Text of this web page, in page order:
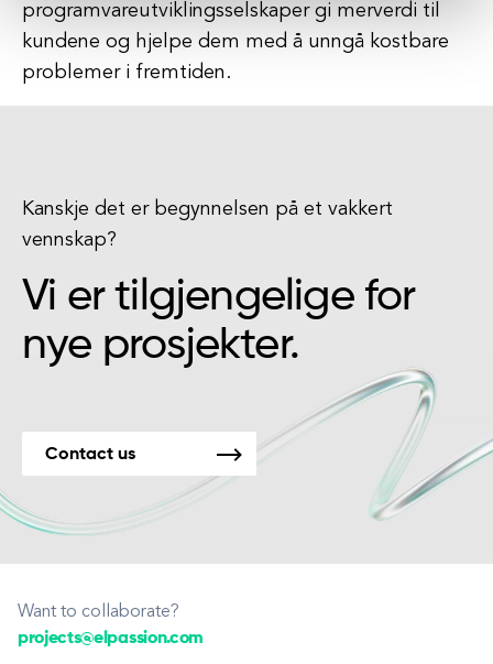
programvareutviklingsselskaper gi merverdi til
kundene og hjelpe dem med å unngå kostbare
problemer i fremtiden.
Kanskje det er begynnelsen på et vakkert
vennskap?
Vi er tilgjengelige for
nye prosjekter.
Contact us
Want to collaborate?
projects@elpassion.com